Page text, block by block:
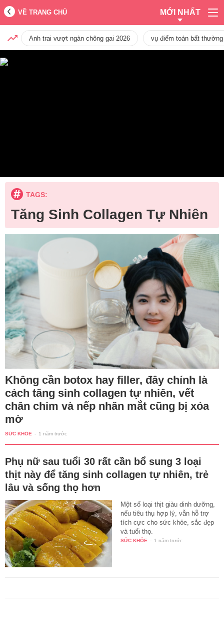
VỀ TRANG CHỦ MỚI NHẤT
Anh trai vượt ngàn chông gai 2026 vụ điểm toán bất
TAGS:
Tăng Sinh Collagen Tự Nhiên
Không cần botox hay filler, đây chính là
cách tăng sinh collagen tự nhiên, vết
chân chim và nếp nhăn mắt cũng bị xóa
mờ
SỨC KHỎE - 1 năm trước
Phụ nữ sau tuổi 30 rất cần bổ sung 3 loại
thịt này để tăng sinh collagen tự nhiên, trẻ
lâu và sống thọ hơn
Một số loại thịt giàu dinh dưỡng,
nếu tiêu thụ hợp lý, vẫn hỗ trợ
tích cực cho sức khỏe, sắc đẹp
và tuổi thọ.
SỨC KHỎE - 1 năm trước